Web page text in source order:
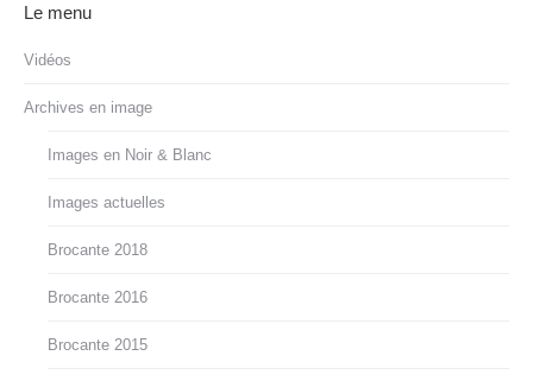
Le menu
Vidéos
Archives en image
Images en Noir & Blanc
Images actuelles
Brocante 2018
Brocante 2016
Brocante 2015